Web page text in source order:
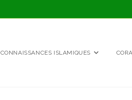
CONNAISSANCES ISLAMIQUES